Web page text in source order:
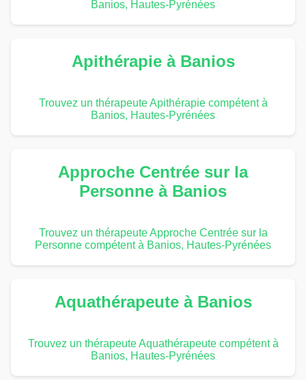
Banios, Hautes-Pyrénées
Apithérapie à Banios
Trouvez un thérapeute Apithérapie compétent à
Banios, Hautes-Pyrénées
Approche Centrée sur la
Personne à Banios
Trouvez un thérapeute Approche Centrée sur la
Personne compétent à Banios, Hautes-Pyrénées
Aquathérapeute à Banios
Trouvez un thérapeute Aquathérapeute compétent à
Banios, Hautes-Pyrénées